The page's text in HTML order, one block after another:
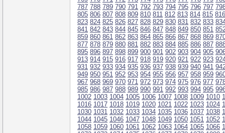
787 788 789 790 791 792 793 794 795 796 797
805 806 807 808 809 810 811 812 813 814 815 816
823 824 825 826 827 828 829 830 831 832 833
841 842 843 844 845 846 847 848 849 850 851
859 860 861 862 863 864 865 866 867 868 869
877 878 879 880 881 882 883 884 885 886 887
895 896 897 898 899 900 901 902 903 904 905
913 914 915 916 917 918 919 920 921 922 923
931 932 933 934 935 936 937 938 939 940 941
949 950 951 952 953 954 955 956 957 958 959
967 968 969 970 971 972 973 974 975 976 977
985 986 987 988 989 990 991 992 993 994 995
1002 1003 1004 1005 1006 1007 1008 1009 1010
1016 1017 1018 1019 1020 1021 1022 1023 1024
1030 1031 1032 1033 1034 1035 1036 1037 1038
1044 1045 1046 1047 1048 1049 1050 1051 1052
1058 1059 1060 1061 1062 1063 1064 1065 1066